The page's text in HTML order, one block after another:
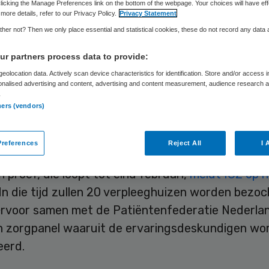
van de Inspectie voor de Gezondheidszorg
maanden op pad met ervaringsdeskundigen.
veiligheid van zorg.
proef, die loopt tot eind februari,meldt IGZ op
die tijd zullen 20 verpleeghuizen worden
samen met de Patiëntenfederatie
zorgpanel waaruit de ervaringsdeskundigen
the Manage Preferences link on the bottom of the webpage. Your choices will have
details, refer to our Privacy Policy. Privacy Statement
not? Then we only place essential and statistical cookies, these do not record any data
partners process data to provide:
data. Actively scan device characteristics for identification. Store and/or access
advertising and content, advertising and content measurement, audience research
(vendors)
Reject All I